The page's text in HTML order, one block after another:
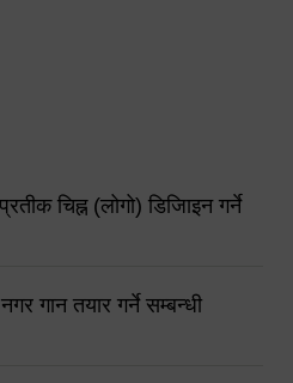
चिह्न (लोगो) डिजिाइन गर्ने
गान तयार गर्ने सम्बन्धी